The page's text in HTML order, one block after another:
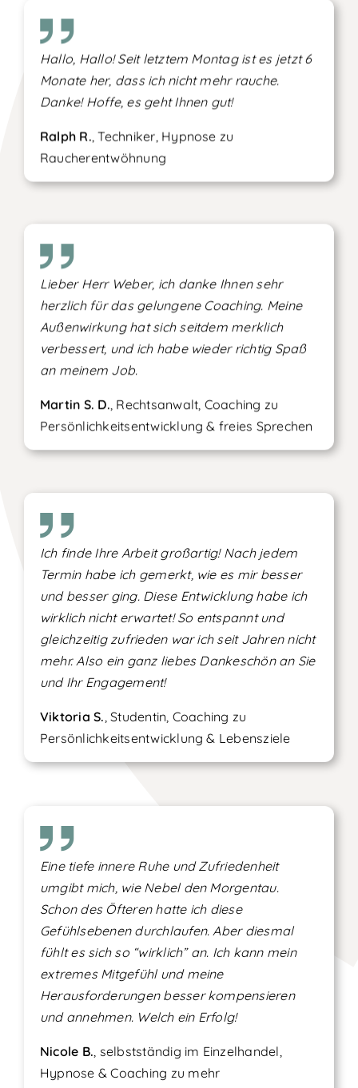
Hallo, Hallo! Seit letztem Montag ist es jetzt 6
Monate her, dass ich nicht mehr rauche.
Danke! Hoffe, es geht Ihnen gut!
Ralph R., Techniker, Hypnose zu
Raucherentwöhnung
Lieber Herr Weber, ich danke Ihnen sehr
herzlich für das gelungene Coaching. Meine
Außenwirkung hat sich seitdem merklich
verbessert, und ich habe wieder richtig Spaß
an meinem Job.
Martin S. D., Rechtsanwalt, Coaching zu
Persönlichkeitsentwicklung & freies Sprechen
Ich finde Ihre Arbeit großartig! Nach jedem
Termin habe ich gemerkt, wie es mir besser
und besser ging. Diese Entwicklung habe ich
wirklich nicht erwartet! So entspannt und
gleichzeitig zufrieden war ich seit Jahren nicht
mehr. Also ein ganz liebes Dankeschön an Sie
und Ihr Engagement!
Viktoria S., Studentin, Coaching zu
Persönlichkeitsentwicklung & Lebensziele
Eine tiefe innere Ruhe und Zufriedenheit
umgibt mich, wie Nebel den Morgentau.
Schon des Öfteren hatte ich diese
Gefühlsebenen durchlaufen. Aber diesmal
fühlt es sich so “wirklich” an. Ich kann mein
extremes Mitgefühl und meine
Herausforderungen besser kompensieren
und annehmen. Welch ein Erfolg!
Nicole B., selbstständig im Einzelhandel,
Hypnose & Coaching zu mehr